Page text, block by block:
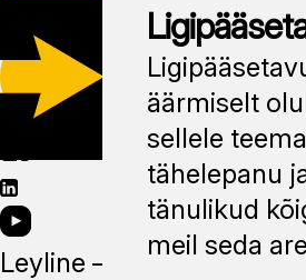
LAADI
Leyline —
äärmiselt
sellele
tähelepanu
tänulikud
meil seda